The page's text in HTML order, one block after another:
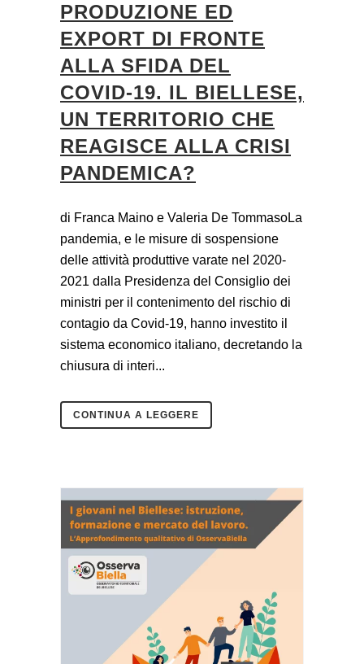
PRODUZIONE ED
EXPORT DI FRONTE
ALLA SFIDA DEL
COVID-19. IL BIELLESE,
UN TERRITORIO CHE
REAGISCE ALLA CRISI
PANDEMICA?
di Franca Maino e Valeria De TommasoLa
pandemia, e le misure di sospensione
delle attività produttive varate nel 2020-
2021 dalla Presidenza del Consiglio dei
ministri per il contenimento del rischio di
contagio da Covid-19, hanno investito il
sistema economico italiano, decretando la
chiusura di interi...
CONTINUA A LEGGERE